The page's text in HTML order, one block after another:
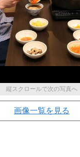
縦スクロールで次の写真へ
画像一覧を見る